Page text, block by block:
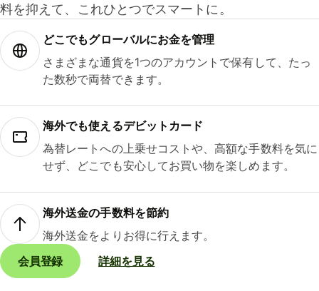
料を抑えて、これひとつでスマートに。
どこでもグ⁠ロ⁠ー⁠バ⁠ルにお金を管理
さまざまな通貨を1つのアカウントで保有して、たっ
た数秒で両替できます。
海外でも使えるデビットカード
為替レートへの上乗せコストや、高額な手数料を気に
せず、どこでも安心してお買い物を楽しめます。
海外送金の手数料を節約
海外送金をよりお得に行えます。
会員登録
詳細を見る